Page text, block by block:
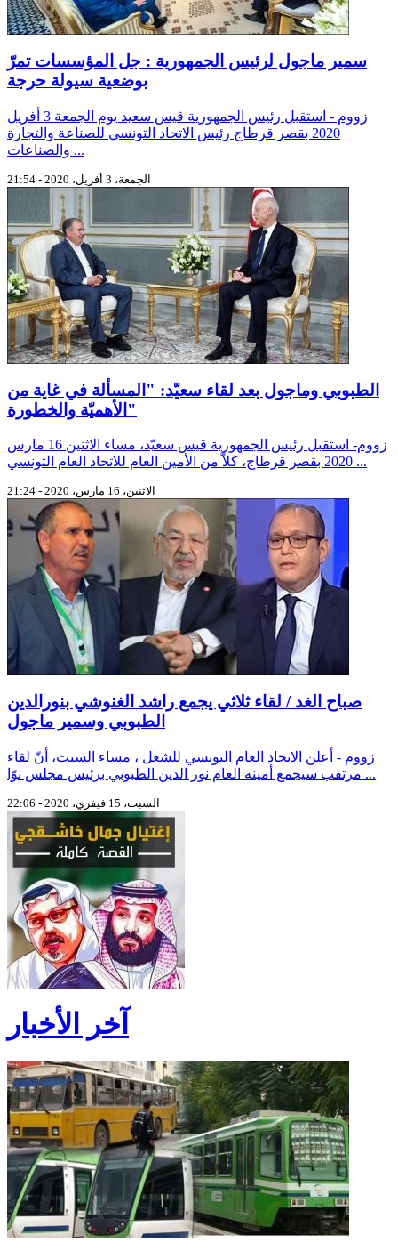
سمير ماجول لرئيس الجمهورية : جل المؤسسات تمرّ
بوضعية سيولة حرجة
زووم - استقبل رئيس الجمهورية قيس سعيد يوم الجمعة 3 أفريل
2020 بقصر قرطاج رئيس الاتحاد التونسي للصناعة والتجارة
والصناعات ...
الجمعة، 3 أفريل، 2020 - 21:54
الطبوبي وماجول بعد لقاء سعيّد: "المسألة في غاية من
الأهميّة والخطورة"
زووم- استقبل رئيس الجمهورية قيس سعيّد، مساء الاثنين 16 مارس
2020 بقصر قرطاج، كلاّ من الأمين العام للاتحاد العام التونسي ...
الاثنين، 16 مارس، 2020 - 21:24
صباح الغد / لقاء ثلاثي يجمع راشد الغنوشي بنورالدين
الطبوبي وسمير ماجول
زووم - أعلن الاتحاد العام التونسي للشغل ، مساء السبت، أنّ لقاء
مرتقب سيجمع أمينه العام نور الدين الطبوبي برئيس مجلس نوّا ...
السبت، 15 فيفري، 2020 - 22:06
آخر الأخبار